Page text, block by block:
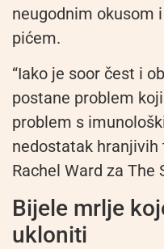
neugodnim okusom
pićem.
“Iako je soor čest i
postane problem
problem s
nedostatak hranjivih
Rachel Ward za The
Bijele mrlje
ukloniti